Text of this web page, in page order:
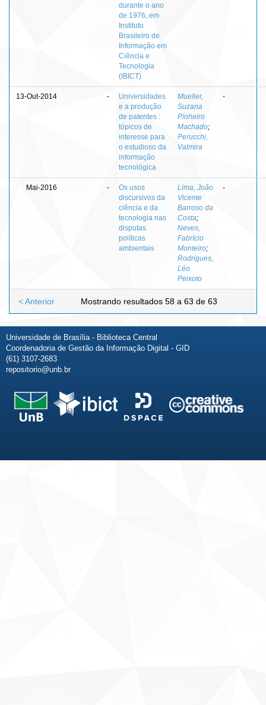
durante o ano
de 1976, em
Instituto
Brasileiro de
Informação em
Ciência e
Tecnologia
(IBICT)
13-Out-2014 -
Universidades
e a produção
de patentes :
tópicos de
interesse para
o estudioso da
informação
tecnológica
Mueller,
Suzana
Pinheiro
Machado;
Perucchi,
Valmira
-
Mai-2016 -
Os usos
discursivos da
ciência e da
tecnologia nas
disputas
políticas
ambientais
Lima, João
Vicente
Barroso da
Costa;
Neves,
Fabrício
Monteiro;
Rodrigues,
Léo
Peixoto
-
Mostrando resultados 58 a 63 de 63
< Anterior
Universidade de Brasília - Biblioteca Central
Coordenadoria de Gestão da Informação Digital - GID
(61) 3107-2683
repositorio@unb.br